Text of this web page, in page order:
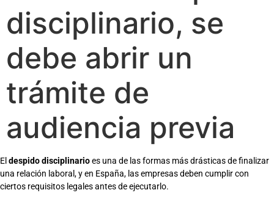
disciplinario, se
debe abrir un
trámite de
audiencia previa
Eldespido disciplinarioes una de las formas más drásticas de finalizar
una relación laboral, y en España, las empresas deben cumplir con
ciertos requisitos legales antes de ejecutarlo.